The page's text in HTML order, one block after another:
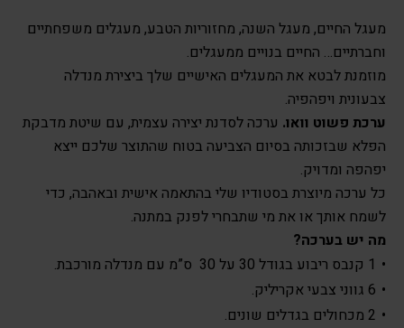
מעגל החיים, מעגל השנה, מחזוריות הטבע, מעגלים משפחתיים
וחברתיים… החיים בנויים ממעגלים.
מוזמנת לבטא את המעגלים האישיים שלך ביצירת מנדלה
צבעונית ויפהפיה.
ערכת פשוט וואו. ערכה לסדנת יצירה עצמית, עם שיטת מדבקת
הפלא שבזכותה בסיום הצביעה בטוח שהתוצר שלכם ייצא
יפהפה ומדויק.
כל ערכה מיוצרת בסטודיו שלי בהתאמה אישית ובאהבה, כדי
לשמח אותך או את מי שתבחרי לפנק במתנה.
מה יש בערכה?
1 קנבס ריבוע בגודל 30 על 30 ס”מ עם מנדלה מורכבת.
6 גווני צבעי אקריליק.
2 מכחולים בגדלים שונים.